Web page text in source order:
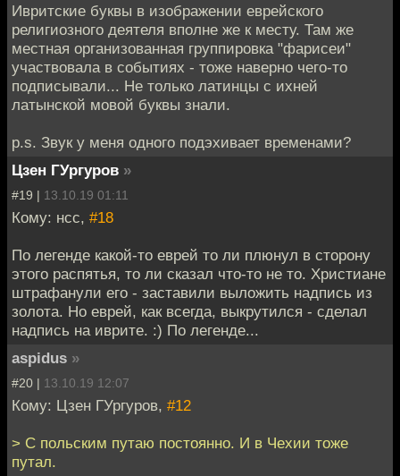
Ивритские буквы в изображении еврейского
религиозного деятеля вполне же к месту. Там же
местная организованная группировка "фарисеи"
участвовала в событиях - тоже наверно чего-то
подписывали... Не только латинцы с ихней
латынской мовой буквы знали.
p.s. Звук у меня одного подэхивает временами?
Цзен ГУргуров »
#19 | 13.10.19 01:11
Кому: нсс, #18
По легенде какой-то еврей то ли плюнул в сторонy
этого распятья, то ли сказал что-то не то. Христиане
штрафанули его - заставили выложить надпись из
золота. Но еврей, как всегда, выкрутился - сделал
надпись на иврите. :) По легенде...
aspidus »
#20 | 13.10.19 12:07
Кому: Цзен ГУргуров, #12
> C польским путаю постоянно. И в Чехии тоже
путал.